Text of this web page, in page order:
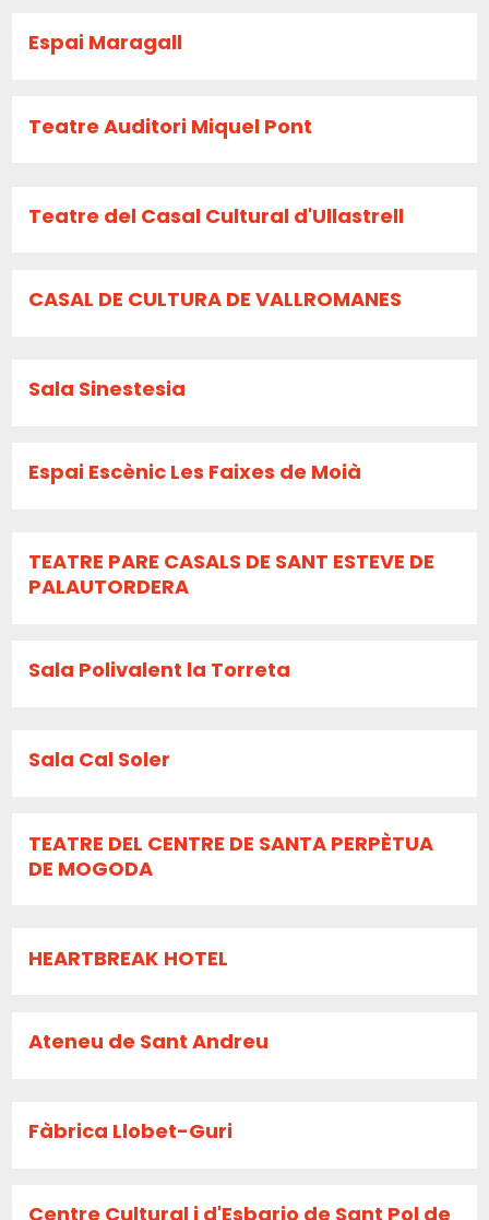
Espai Maragall
Teatre Auditori Miquel Pont
Teatre del Casal Cultural d'Ullastrell
CASAL DE CULTURA DE VALLROMANES
Sala Sinestesia
Espai Escènic Les Faixes de Moià
TEATRE PARE CASALS DE SANT ESTEVE DE
PALAUTORDERA
Sala Polivalent la Torreta
Sala Cal Soler
TEATRE DEL CENTRE DE SANTA PERPÈTUA
DE MOGODA
HEARTBREAK HOTEL
Ateneu de Sant Andreu
Fàbrica Llobet-Guri
Centre Cultural i d'Esbarjo de Sant Pol de